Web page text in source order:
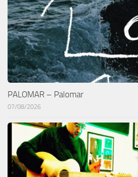
PALOMAR – Palomar
07/08/2026